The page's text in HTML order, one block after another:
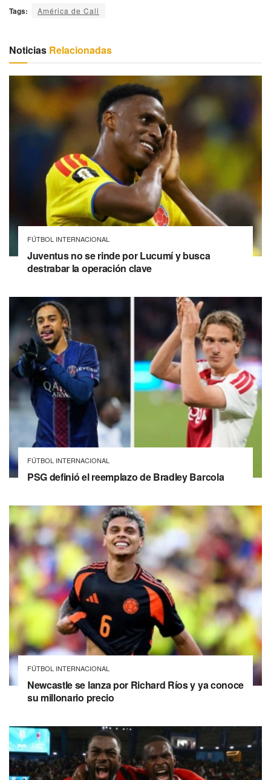
Tags: América de Cali
Noticias Relacionadas
FÚTBOL INTERNACIONAL
Juventus no se rinde por Lucumí y busca
destrabar la operación clave
FÚTBOL INTERNACIONAL
PSG definió el reemplazo de Bradley Barcola
FÚTBOL INTERNACIONAL
Newcastle se lanza por Richard Ríos y ya conoce
su millonario precio